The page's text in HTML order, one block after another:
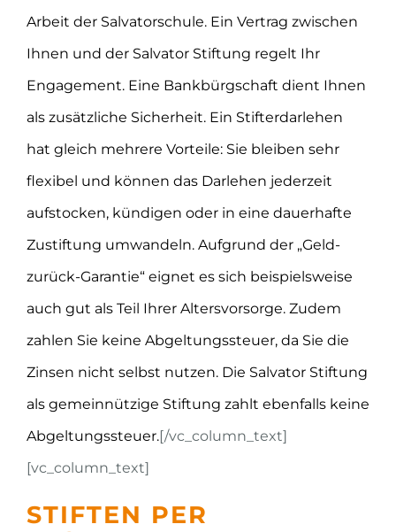
Arbeit der Salvatorschule. Ein Vertrag zwischen
Ihnen und der Salvator Stiftung regelt Ihr
Engagement. Eine Bankbürgschaft dient Ihnen
als zusätzliche Sicherheit. Ein Stifterdarlehen
hat gleich mehrere Vorteile: Sie bleiben sehr
flexibel und können das Darlehen jederzeit
aufstocken, kündigen oder in eine dauerhafte
Zustiftung umwandeln. Aufgrund der „Geld-
zurück-Garantie“ eignet es sich beispielsweise
auch gut als Teil Ihrer Altersvorsorge. Zudem
zahlen Sie keine Abgeltungssteuer, da Sie die
Zinsen nicht selbst nutzen. Die Salvator Stiftung
als gemeinnützige Stiftung zahlt ebenfalls keine
Abgeltungssteuer.[/vc_column_text]
[vc_column_text]
STIFTEN PER